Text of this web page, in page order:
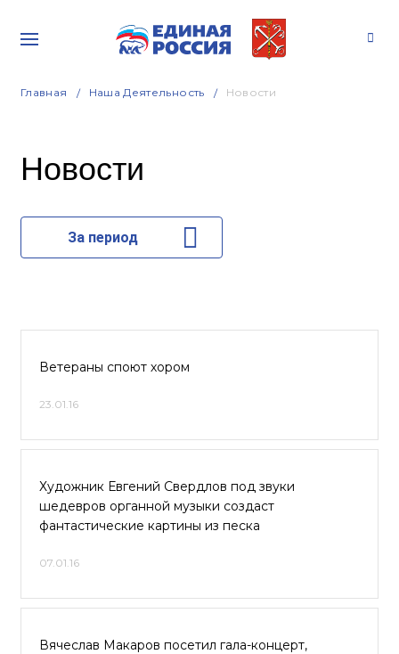
Главная Наша Деятельность Новости
Новости
За период
Ветераны споют хором
23.01.16
Художник Евгений Свердлов под звуки
шедевров органной музыки создаст
фантастические картины из песка
07.01.16
Вячеслав Макаров посетил гала-концерт,